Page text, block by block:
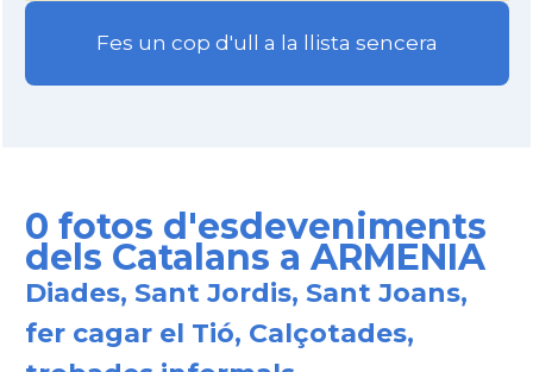
Fes un cop d'ull a la llista sencera
0 fotos d'esdeveniments
dels Catalans a ARMENIA
Diades, Sant Jordis, Sant Joans,
fer cagar el Tió, Calçotades,